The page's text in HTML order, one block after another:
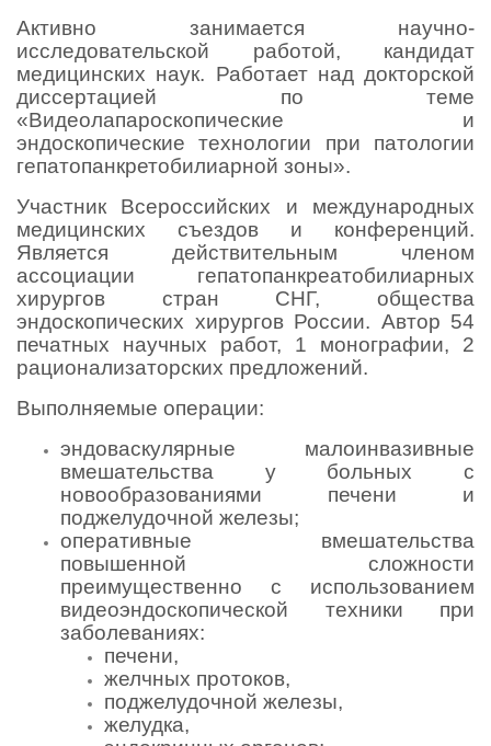
Активно занимается научно-
исследовательской работой, кандидат
медицинских наук. Работает над докторской
диссертацией по теме
«Видеолапароскопические и
эндоскопические технологии при патологии
гепатопанкретобилиарной зоны».
Участник Всероссийских и международных
медицинских съездов и конференций.
Является действительным членом
ассоциации гепатопанкреатобилиарных
хирургов стран СНГ, общества
эндоскопических хирургов России. Автор 54
печатных научных работ, 1 монографии, 2
рационализаторских предложений.
Выполняемые операции:
эндоваскулярные малоинвазивные
вмешательства у больных с
новообразованиями печени и
поджелудочной железы;
оперативные вмешательства
повышенной сложности
преимущественно с использованием
видеоэндоскопической техники при
заболеваниях:
печени,
желчных протоков,
поджелудочной железы,
желудка,